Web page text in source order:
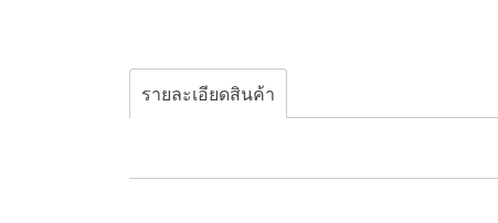
รายละเอียดสินค้า